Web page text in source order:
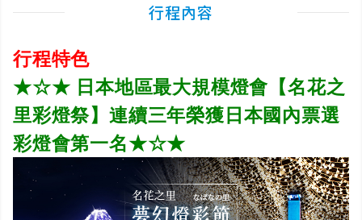
行程內容
行程特色
★☆★ 日本地區最大規模燈會【名花之
里彩燈祭】連續三年榮獲日本國內票選
彩燈會第一名★☆★